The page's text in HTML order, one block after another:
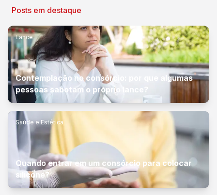
Posts em destaque
Lance
Contemplação no consórcio: por que algumas
pessoas sabotam o próprio lance?
Saúde e Estética
Quando entrar em um consórcio para colocar
silicone?